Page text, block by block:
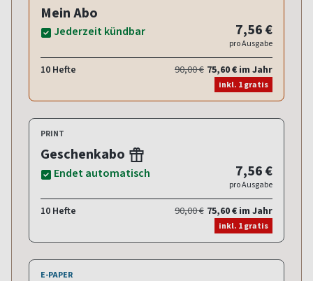
Mein Abo
Jederzeit kündbar 7,56 €
pro Ausgabe
10 Hefte 90,00 € 75,60 € im Jahr
inkl. 1 gratis
PRINT
Geschenkabo
Endet automatisch 7,56 €
pro Ausgabe
10 Hefte 90,00 € 75,60 € im Jahr
inkl. 1 gratis
E-PAPER